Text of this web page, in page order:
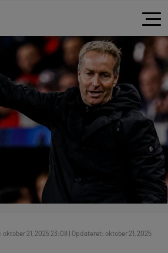
21, 2025 23:08 | Opdateret: oktober 21, 2025